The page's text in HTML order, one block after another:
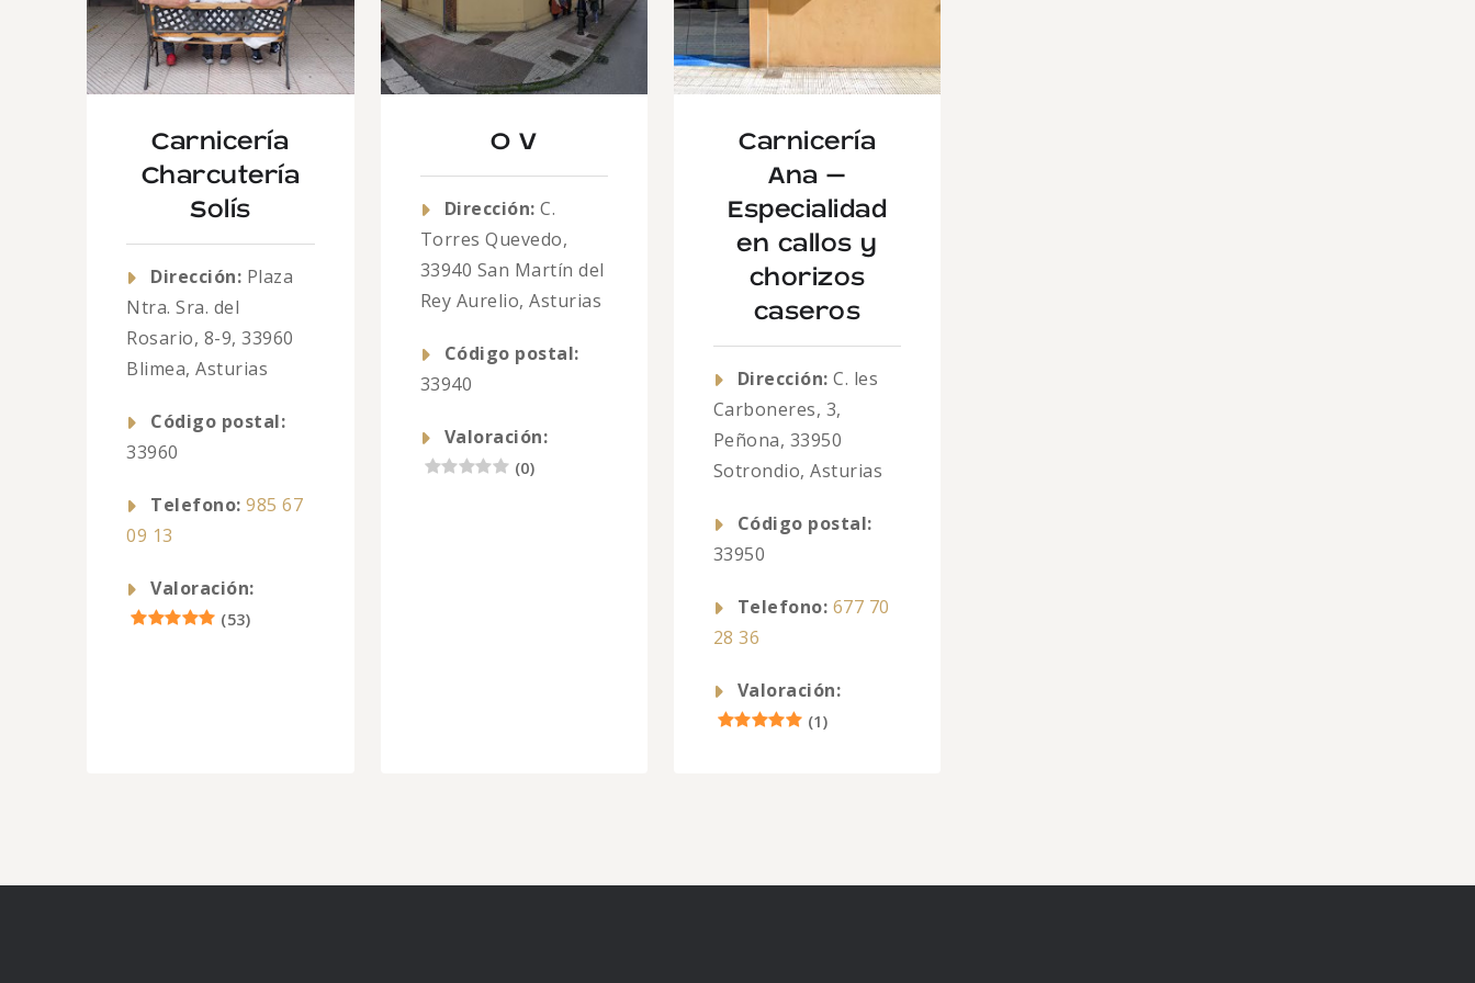
Carnicería
Charcutería
Solís
Dirección: Plaza
Ntra. Sra. del
Rosario, 8-9, 33960
Blimea, Asturias
Código postal:
33960
Telefono: 985 67
09 13
Valoración:
(53)
O V
Dirección: C.
Torres Quevedo,
33940 San Martín del
Rey Aurelio, Asturias
Código postal:
33940
Valoración:
(0)
Carnicería
Ana –
Especialidad
en callos y
chorizos
caseros
Dirección: C. les
Carboneres, 3,
Peñona, 33950
Sotrondio, Asturias
Código postal:
33950
Telefono: 677 70
28 36
Valoración:
(1)